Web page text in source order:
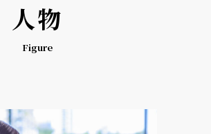
人物
Figure